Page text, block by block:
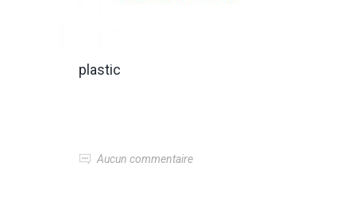
plastic
Aucun commentaire